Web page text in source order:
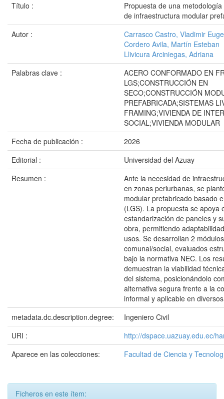
Título :
Propuesta de una
de infraestructura modular
Autor :
Carrasco Castro, Vladimir
Cordero Avila, Martín Esteban
Llivicura Arciniegas, Adriana
Palabras clave :
ACERO CONFORMADO EN
LGS;CONSTRUCCIÓN EN
SECO;CONSTRUCCIÓN
PREFABRICADA;SISTEMAS
FRAMING;VIVIENDA DE
SOCIAL;VIVIENDA MODULAR
Fecha de publicación :
2026
Editorial :
Universidad del Azuay
Resumen :
Ante la necesidad de
en zonas periurbanas, se
modular prefabricado basado
(LGS). La propuesta se apoya
estandarización de paneles y
obra, permitiendo
usos. Se desarrollan 2
comunal/social, evaluados
bajo la normativa NEC. Los
demuestran la viabilidad
del sistema, posicionándolo
alternativa segura frente a la
informal y aplicable en
metadata.dc.description.degree:
Ingeniero Civil
URI :
http://dspace.uazuay.edu.ec/
Aparece en las colecciones:
Facultad de Ciencia y
Ficheros en este ítem: